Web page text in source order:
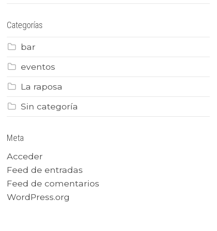
Categorías
bar
eventos
La raposa
Sin categoría
Meta
Acceder
Feed de entradas
Feed de comentarios
WordPress.org